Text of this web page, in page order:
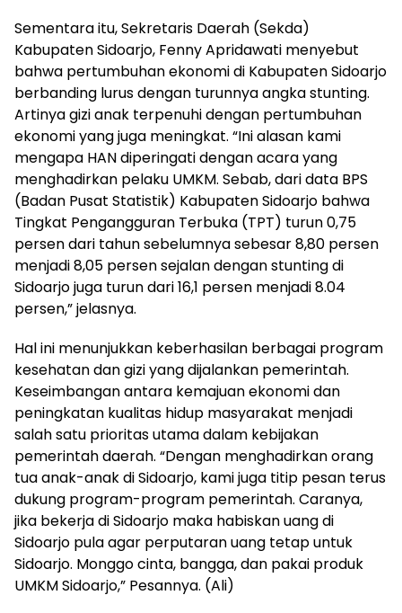
Sementara itu, Sekretaris Daerah (Sekda)
Kabupaten Sidoarjo, Fenny Apridawati menyebut
bahwa pertumbuhan ekonomi di Kabupaten Sidoarjo
berbanding lurus dengan turunnya angka stunting.
Artinya gizi anak terpenuhi dengan pertumbuhan
ekonomi yang juga meningkat. “Ini alasan kami
mengapa HAN diperingati dengan acara yang
menghadirkan pelaku UMKM. Sebab, dari data BPS
(Badan Pusat Statistik) Kabupaten Sidoarjo bahwa
Tingkat Pengangguran Terbuka (TPT) turun 0,75
persen dari tahun sebelumnya sebesar 8,80 persen
menjadi 8,05 persen sejalan dengan stunting di
Sidoarjo juga turun dari 16,1 persen menjadi 8.04
persen,” jelasnya.
Hal ini menunjukkan keberhasilan berbagai program
kesehatan dan gizi yang dijalankan pemerintah.
Keseimbangan antara kemajuan ekonomi dan
peningkatan kualitas hidup masyarakat menjadi
salah satu prioritas utama dalam kebijakan
pemerintah daerah. “Dengan menghadirkan orang
tua anak-anak di Sidoarjo, kami juga titip pesan terus
dukung program-program pemerintah. Caranya,
jika bekerja di Sidoarjo maka habiskan uang di
Sidoarjo pula agar perputaran uang tetap untuk
Sidoarjo. Monggo cinta, bangga, dan pakai produk
UMKM Sidoarjo,” Pesannya. (Ali)